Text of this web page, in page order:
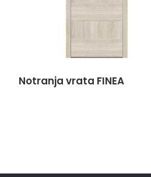
Notranja vrata FINEA